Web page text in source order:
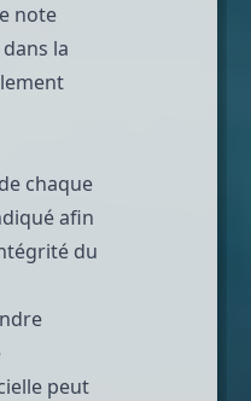
note
la
chaque
afin
du
peut